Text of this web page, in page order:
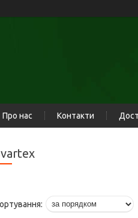
Про нас Контакти
Svartex